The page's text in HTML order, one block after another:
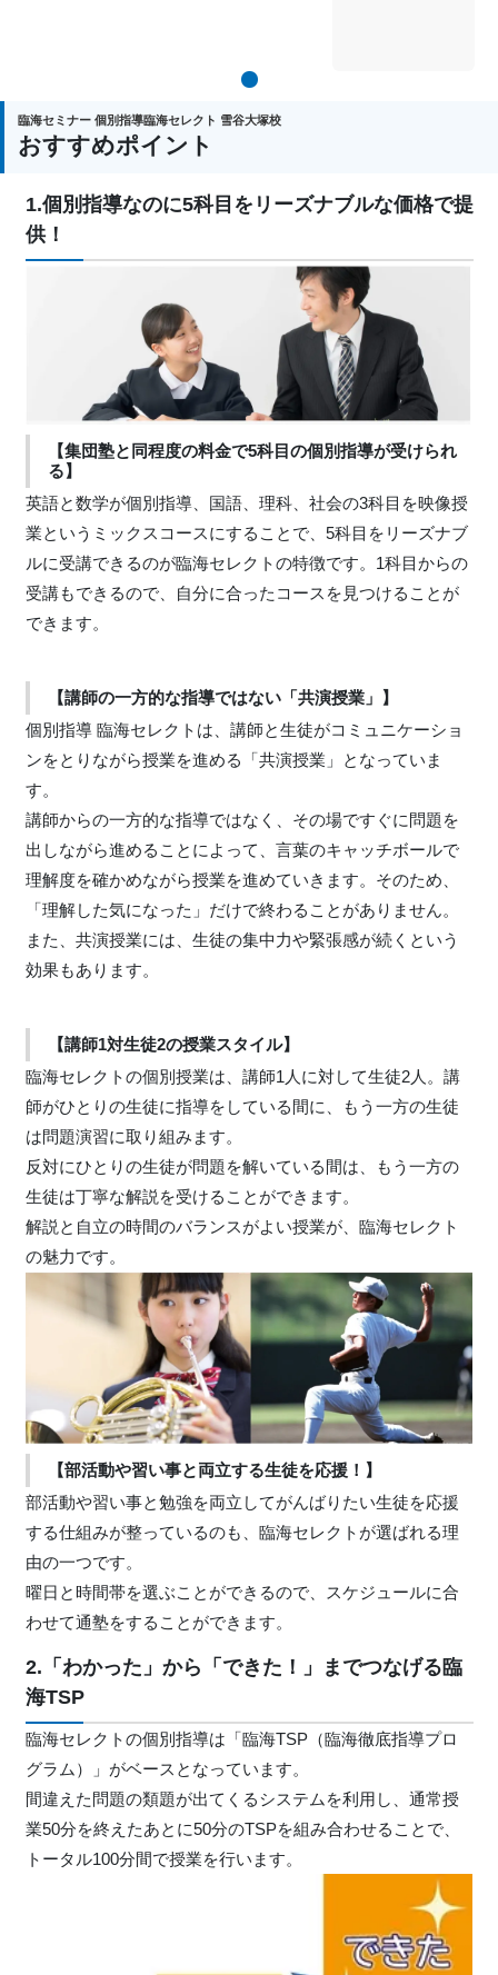
臨海セミナー 個別指導臨海セレクト 雪谷大塚校
おすすめポイント
1.個別指導なのに5科目をリーズナブルな価格で提
供！
【集団塾と同程度の料金で5科目の個別指導が受けられ
る】
英語と数学が個別指導、国語、理科、社会の3科目を映像授
業というミックスコースにすることで、5科目をリーズナブ
ルに受講できるのが臨海セレクトの特徴です。1科目からの
受講もできるので、自分に合ったコースを見つけることが
できます。
【講師の一方的な指導ではない「共演授業」】
個別指導 臨海セレクトは、講師と生徒がコミュニケーショ
ンをとりながら授業を進める「共演授業」となっていま
す。
講師からの一方的な指導ではなく、その場ですぐに問題を
出しながら進めることによって、言葉のキャッチボールで
理解度を確かめながら授業を進めていきます。そのため、
「理解した気になった」だけで終わることがありません。
また、共演授業には、生徒の集中力や緊張感が続くという
効果もあります。
【講師1対生徒2の授業スタイル】
臨海セレクトの個別授業は、講師1人に対して生徒2人。講
師がひとりの生徒に指導をしている間に、もう一方の生徒
は問題演習に取り組みます。
反対にひとりの生徒が問題を解いている間は、もう一方の
生徒は丁寧な解説を受けることができます。
解説と自立の時間のバランスがよい授業が、臨海セレクト
の魅力です。
【部活動や習い事と両立する生徒を応援！】
部活動や習い事と勉強を両立してがんばりたい生徒を応援
する仕組みが整っているのも、臨海セレクトが選ばれる理
由の一つです。
曜日と時間帯を選ぶことができるので、スケジュールに合
わせて通塾をすることができます。
2.「わかった」から「できた！」までつなげる臨
海TSP
臨海セレクトの個別指導は「臨海TSP（臨海徹底指導プロ
グラム）」がベースとなっています。
間違えた問題の類題が出てくるシステムを利用し、通常授
業50分を終えたあとに50分のTSPを組み合わせることで、
トータル100分間で授業を行います。